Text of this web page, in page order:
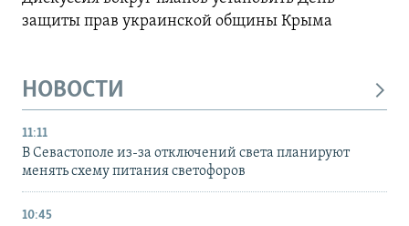
защиты прав украинской общины Крыма
НОВОСТИ
11:11
В Севастополе из-за отключений света планируют
менять схему питания светофоров
10:45